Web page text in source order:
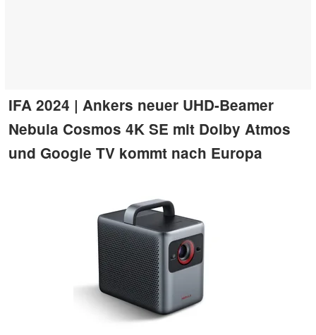
IFA 2024 | Ankers neuer UHD-Beamer
Nebula Cosmos 4K SE mit Dolby Atmos
und Google TV kommt nach Europa